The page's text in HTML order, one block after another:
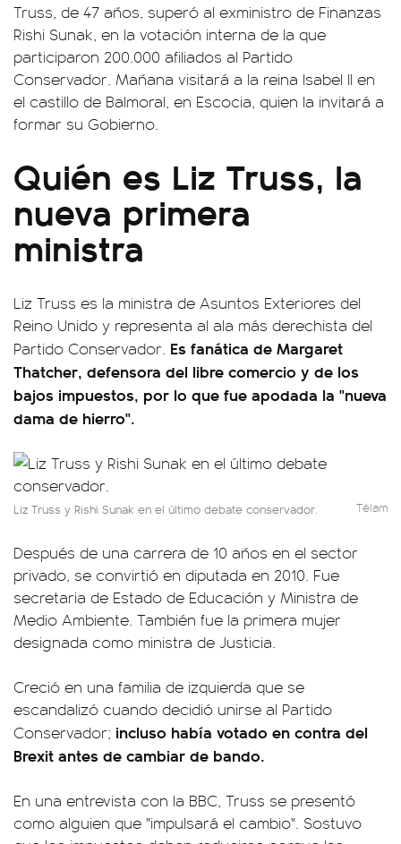
Truss, de 47 años, superó al exministro de Finanzas
Rishi Sunak, en la votación interna de la que
participaron 200.000 afiliados al Partido
Conservador. Mañana visitará a la reina Isabel II en
el castillo de Balmoral, en Escocia, quien la invitará a
formar su Gobierno.
Quién es Liz Truss, la
nueva primera
ministra
Liz Truss es la ministra de Asuntos Exteriores del
Reino Unido y representa al ala más derechista del
Partido Conservador. Es fanática de Margaret
Thatcher, defensora del libre comercio y de los
bajos impuestos, por lo que fue apodada la "nueva
dama de hierro".
Liz Truss y Rishi Sunak en el último debate conservador. Télam
Después de una carrera de 10 años en el sector
privado, se convirtió en diputada en 2010. Fue
secretaria de Estado de Educación y Ministra de
Medio Ambiente. También fue la primera mujer
designada como ministra de Justicia.
Creció en una familia de izquierda que se
escandalizó cuando decidió unirse al Partido
Conservador; incluso había votado en contra del
Brexit antes de cambiar de bando.
En una entrevista con la BBC, Truss se presentó
como alguien que "impulsará el cambio". Sostuvo